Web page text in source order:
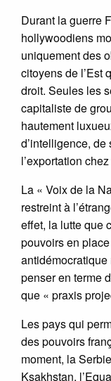
Durant la guerre
hollywoodiens
uniquement des
citoyens de l’Est
droit. Seules les
capitaliste de
hautement
d’intelligence, de
l’exportation
La « Voix de la
restreint à
effet, la lutte que
pouvoirs en
antidémocratique
penser en terme
que « praxis
Les pays qui
des pouvoirs
moment, la
Ksakhstan,